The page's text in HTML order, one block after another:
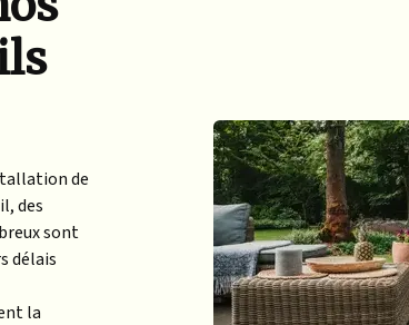
de
des
sont
délais
la